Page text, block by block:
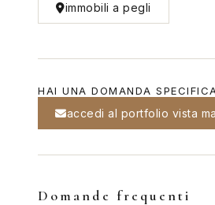
immobili a pegli
HAI UNA DOMANDA
accedi al portfolio vista
Domande frequenti